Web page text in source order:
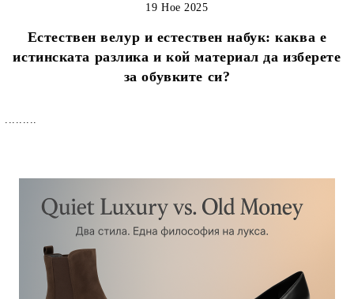
Естествен велур и естествен набук: каква е
истинската разлика и кой материал да изберете
за обувките си?
19 Ное 2025